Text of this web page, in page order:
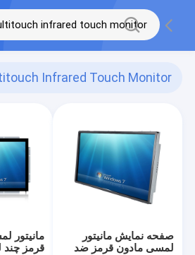
Infrared Touch Monitor
مانیتور
قرمز
صفحه نمایش مانیتور
لمسی مادون قرمز ضد